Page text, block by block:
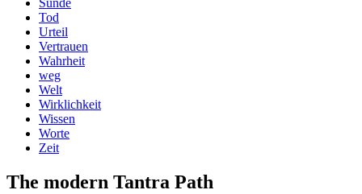
Sünde
Tod
Urteil
Vertrauen
Wahrheit
weg
Welt
Wirklichkeit
Wissen
Worte
Zeit
The modern Tantra Path